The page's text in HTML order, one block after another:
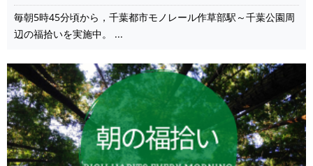
毎朝5時45分頃から，千葉都市モノレール作草部駅～千葉公園周
辺の福拾いを実施中。 ...